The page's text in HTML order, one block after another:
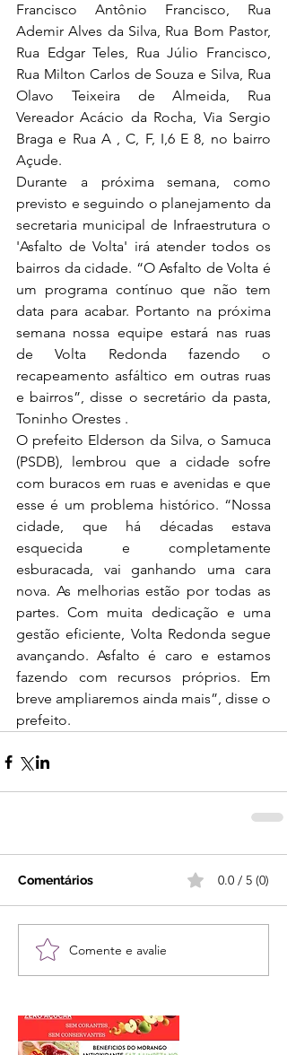
Francisco Antônio Francisco, Rua
Ademir Alves da Silva, Rua Bom Pastor,
Rua Edgar Teles, Rua Júlio Francisco,
Rua Milton Carlos de Souza e Silva, Rua
Olavo Teixeira de Almeida, Rua
Vereador Acácio da Rocha, Via Sergio
Braga e Rua A , C, F, I,6 E 8, no bairro
Açude.
Durante a próxima semana, como
previsto e seguindo o planejamento da
secretaria municipal de Infraestrutura o
'Asfalto de Volta' irá atender todos os
bairros da cidade. “O Asfalto de Volta é
um programa contínuo que não tem
data para acabar. Portanto na próxima
semana nossa equipe estará nas ruas
de Volta Redonda fazendo o
recapeamento asfáltico em outras ruas
e bairros”, disse o secretário da pasta,
Toninho Orestes .
O prefeito Elderson da Silva, o Samuca
(PSDB), lembrou que a cidade sofre
com buracos em ruas e avenidas e que
esse é um problema histórico. “Nossa
cidade, que há décadas estava
esquecida e completamente
esburacada, vai ganhando uma cara
nova. As melhorias estão por todas as
partes. Com muita dedicação e uma
gestão eficiente, Volta Redonda segue
avançando. Asfalto é caro e estamos
fazendo com recursos próprios. Em
breve ampliaremos ainda mais”, disse o
prefeito.
Comentários 0.0 / 5 (0)
Comente e avalie